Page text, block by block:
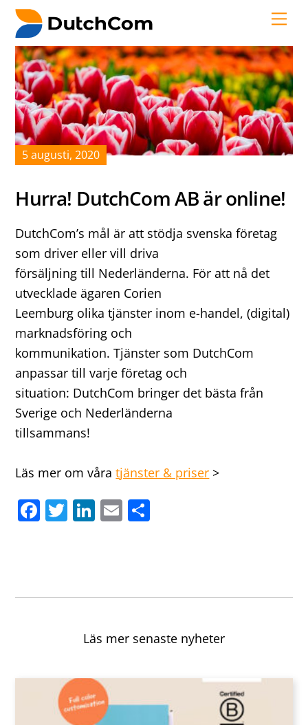
Skip
content
5 augusti,2020
Hurra! DutchCom AB är online!
DutchCom’s mål är att stödja svenska företag
som driver eller vill driva
försäljning till Nederländerna. För att nå det
utvecklade ägaren Corien
Leemburg olika tjänster inom e-handel, (digital)
marknadsföring och
kommunikation. Tjänster som DutchCom
anpassar till varje företag och
situation: DutchCom bringer det bästa från
Sverige och Nederländerna
tillsammans!
Läs mer om våratjänster & priser >
F
b
T Li
dI
E
Läs mer senaste nyheter